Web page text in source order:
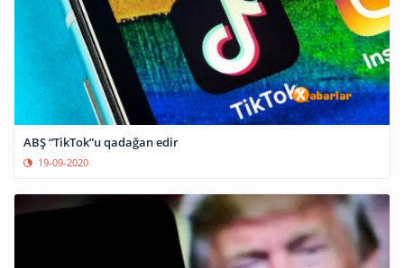
ABŞ “TikTok”u qadağan edir
19-09-2020